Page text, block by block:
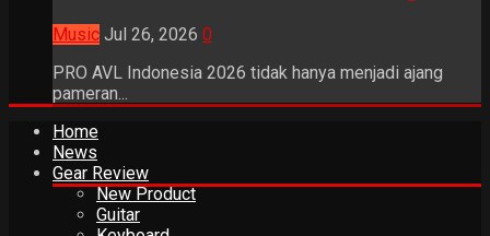
Music Jul 26, 2026 0
PRO AVL Indonesia 2026 tidak hanya menjadi ajang
pameran...
Home
News
Gear Review
New Product
Guitar